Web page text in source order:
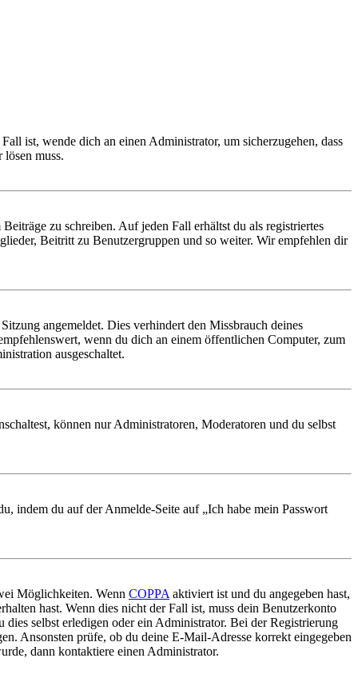
ist, wende dich an einen Administrator, um sicherzugehen, dass
muss.
zu schreiben. Auf jeden Fall erhältst du als registriertes
Beitritt zu Benutzergruppen und so weiter. Wir empfehlen dir
angemeldet. Dies verhindert den Missbrauch deines
wenn du dich an einem öffentlichen Computer, zum
ausgeschaltet.
können nur Administratoren, Moderatoren und du selbst
indem du auf der Anmelde-Seite auf „Ich habe mein Passwort
Möglichkeiten. Wenn COPPA aktiviert ist und du angegeben hast,
hast. Wenn dies nicht der Fall ist, muss dein Benutzerkonto
selbst erledigen oder ein Administrator. Bei der Registrierung
Ansonsten prüfe, ob du deine E-Mail-Adresse korrekt eingegeben
dann kontaktiere einen Administrator.